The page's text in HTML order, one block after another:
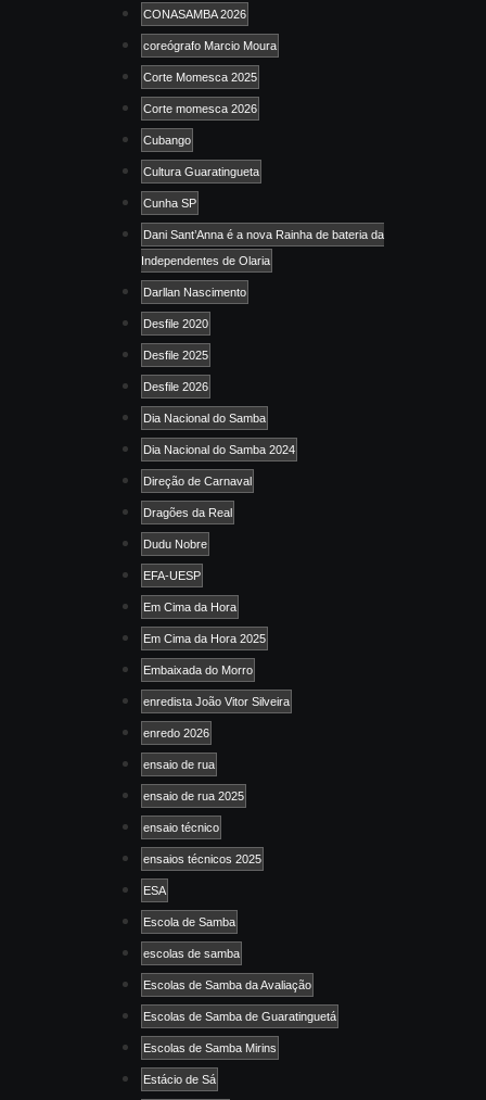
CONASAMBA 2026
coreógrafo Marcio Moura
Corte Momesca 2025
Corte momesca 2026
Cubango
Cultura Guaratingueta
Cunha SP
Dani Sant’Anna é a nova Rainha de bateria da
Independentes de Olaria
Darllan Nascimento
Desfile 2020
Desfile 2025
Desfile 2026
Dia Nacional do Samba
Dia Nacional do Samba 2024
Direção de Carnaval
Dragões da Real
Dudu Nobre
EFA-UESP
Em Cima da Hora
Em Cima da Hora 2025
Embaixada do Morro
enredista João Vitor Silveira
enredo 2026
ensaio de rua
ensaio de rua 2025
ensaio técnico
ensaios técnicos 2025
ESA
Escola de Samba
escolas de samba
Escolas de Samba da Avaliação
Escolas de Samba de Guaratinguetá
Escolas de Samba Mirins
Estácio de Sá